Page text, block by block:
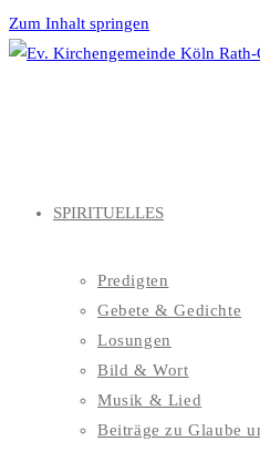
Zum Inhalt springen
SPIRITUELLES
Predigten
Gebete & Gedichte
Losungen
Bild & Wort
Musik & Lied
Beiträge zu Glaube